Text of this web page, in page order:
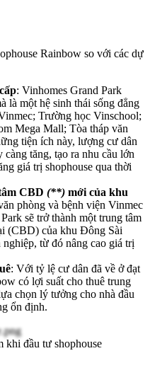
Rainbow so với các dự
: Vinhomes Grand Park
là một hệ sinh thái sống đẳng
Trường học Vinschool;
Mega Mall; Tòa tháp văn
tiện ích này, lượng cư dân
càng tăng, tạo ra nhu cầu lớn
giá trị shophouse qua thời
CBD (**) mới của khu
phòng và bệnh viện Vinmec
sẽ trở thành một trung tâm
(CBD) của khu Đông Sài
từ đó nâng cao giá trị
: Với tỷ lệ cư dân đã về ở đạt
có lợi suất cho thuê trung
chọn lý tưởng cho nhà đầu
ổn định.
khi đầu tư shophouse